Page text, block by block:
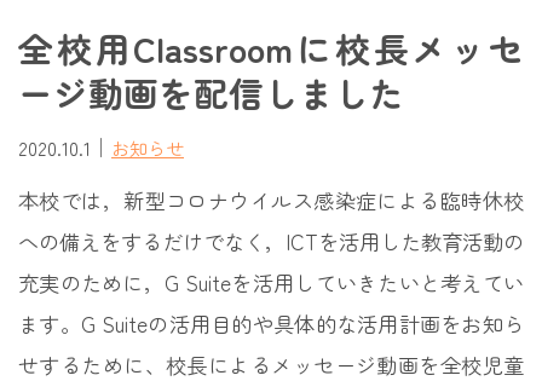
全校用Classroomに校長メッセ
ージ動画を配信しました
2020.10.1 ｜ お知らせ
本校では，新型コロナウイルス感染症による臨時休校
への備えをするだけでなく，ICTを活用した教育活動の
充実のために，G Suiteを活用していきたいと考えてい
ます。G Suiteの活用目的や具体的な活用計画をお知ら
せするために、校長によるメッセージ動画を全校児童